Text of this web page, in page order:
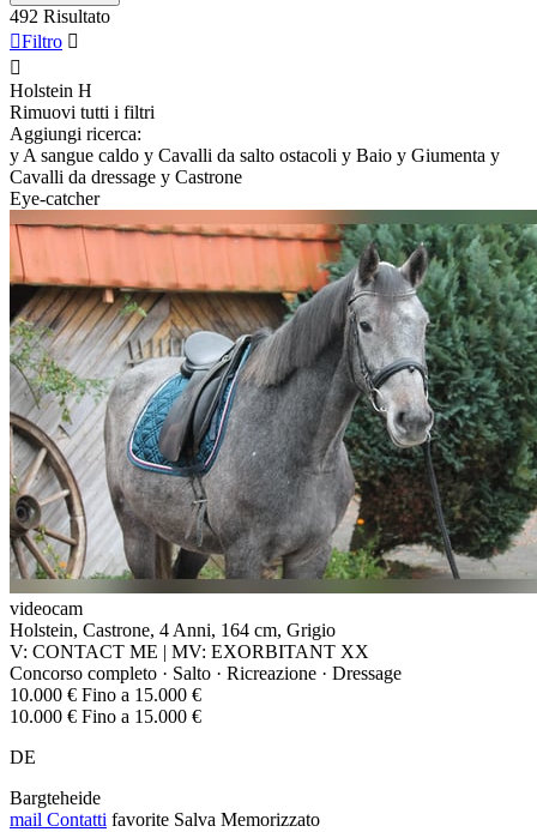
492 Risultato
Filtro 

Holstein H
Rimuovi tutti i filtri
Aggiungi ricerca:
y A sangue caldo y Cavalli da salto ostacoli y Baio y Giumenta y
Cavalli da dressage y Castrone
Eye-catcher
videocam
Holstein, Castrone, 4 Anni, 164 cm, Grigio
V: CONTACT ME | MV: EXORBITANT XX
Concorso completo · Salto · Ricreazione · Dressage
10.000 € Fino a 15.000 €
10.000 € Fino a 15.000 €
DE
Bargteheide
mail Contatti favorite Salva Memorizzato